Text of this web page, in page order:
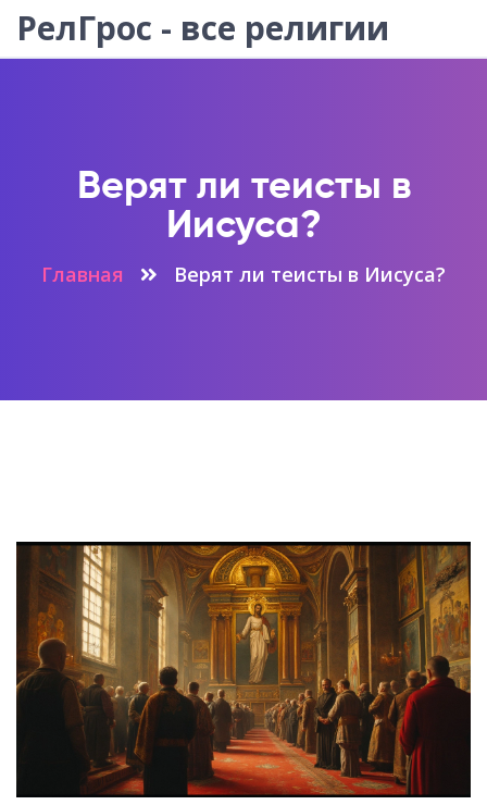
РелГрос - все религии
Верят ли теисты в
Иисуса?
Главная Верят ли теисты в Иисуса?